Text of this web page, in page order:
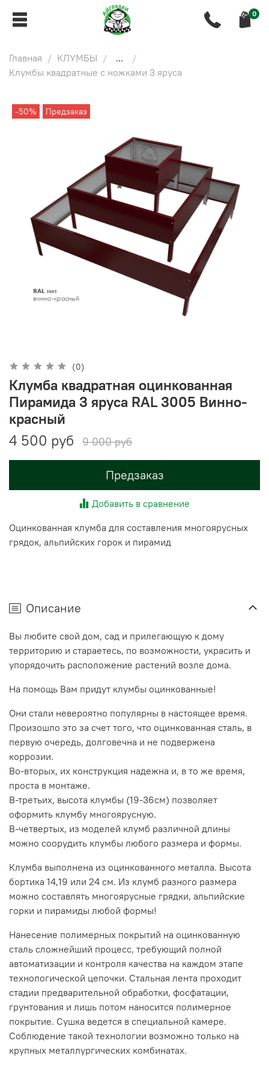
0
Главная КЛУМБЫ
...
Клумбы квадратные с ножками 3 яруса
-50% Предзаказ
(0)
Клумба квадратная оцинкованная
Пирамида 3 яруса RAL 3005 Винно-
красный
4 500 руб
9 000 руб
Предзаказ
Добавить в сравнение
Оцинкованная клумба для составления многоярусных
грядок, альпийских горок и пирамид
Описание
Вы любите свой дом, сад и прилегающую к дому
территорию и стараетесь, по возможности, украсить и
упорядочить расположение растений возле дома.
На помощь Вам придут клумбы оцинкованные!
Они стали невероятно популярны в настоящее время.
Произошло это за счет того, что оцинкованная сталь, в
первую очередь, долговечна и не подвержена
коррозии.
Во-вторых, их конструкция надежна и, в то же время,
проста в монтаже.
В-третьих, высота клумбы (19-36см) позволяет
оформить клумбу многоярусную.
В-четвертых, из моделей клумб различной длины
можно соорудить клумбы любого размера и формы.
Клумба выполнена из оцинкованного металла. Высота
бортика 14,19 или 24 см. Из клумб разного размера
можно составлять многоярусные грядки, альпийские
горки и пирамиды любой формы!
Нанесение полимерных покрытий на оцинкованную
сталь сложнейший процесс, требующий полной
автоматизации и контроля качества на каждом этапе
технологической цепочки. Стальная лента проходит
стадии предварительной обработки, фосфатации,
грунтования и лишь потом наносится полимерное
покрытие. Сушка ведется в специальной камере.
Соблюдение такой технологии возможно только на
крупных металлургических комбинатах.